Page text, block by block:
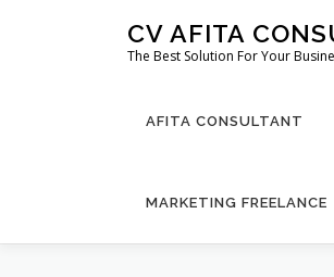
CV AFITA
The Best Solution For Your
AFITA CONSULTANT
MARKETING FREELANCE